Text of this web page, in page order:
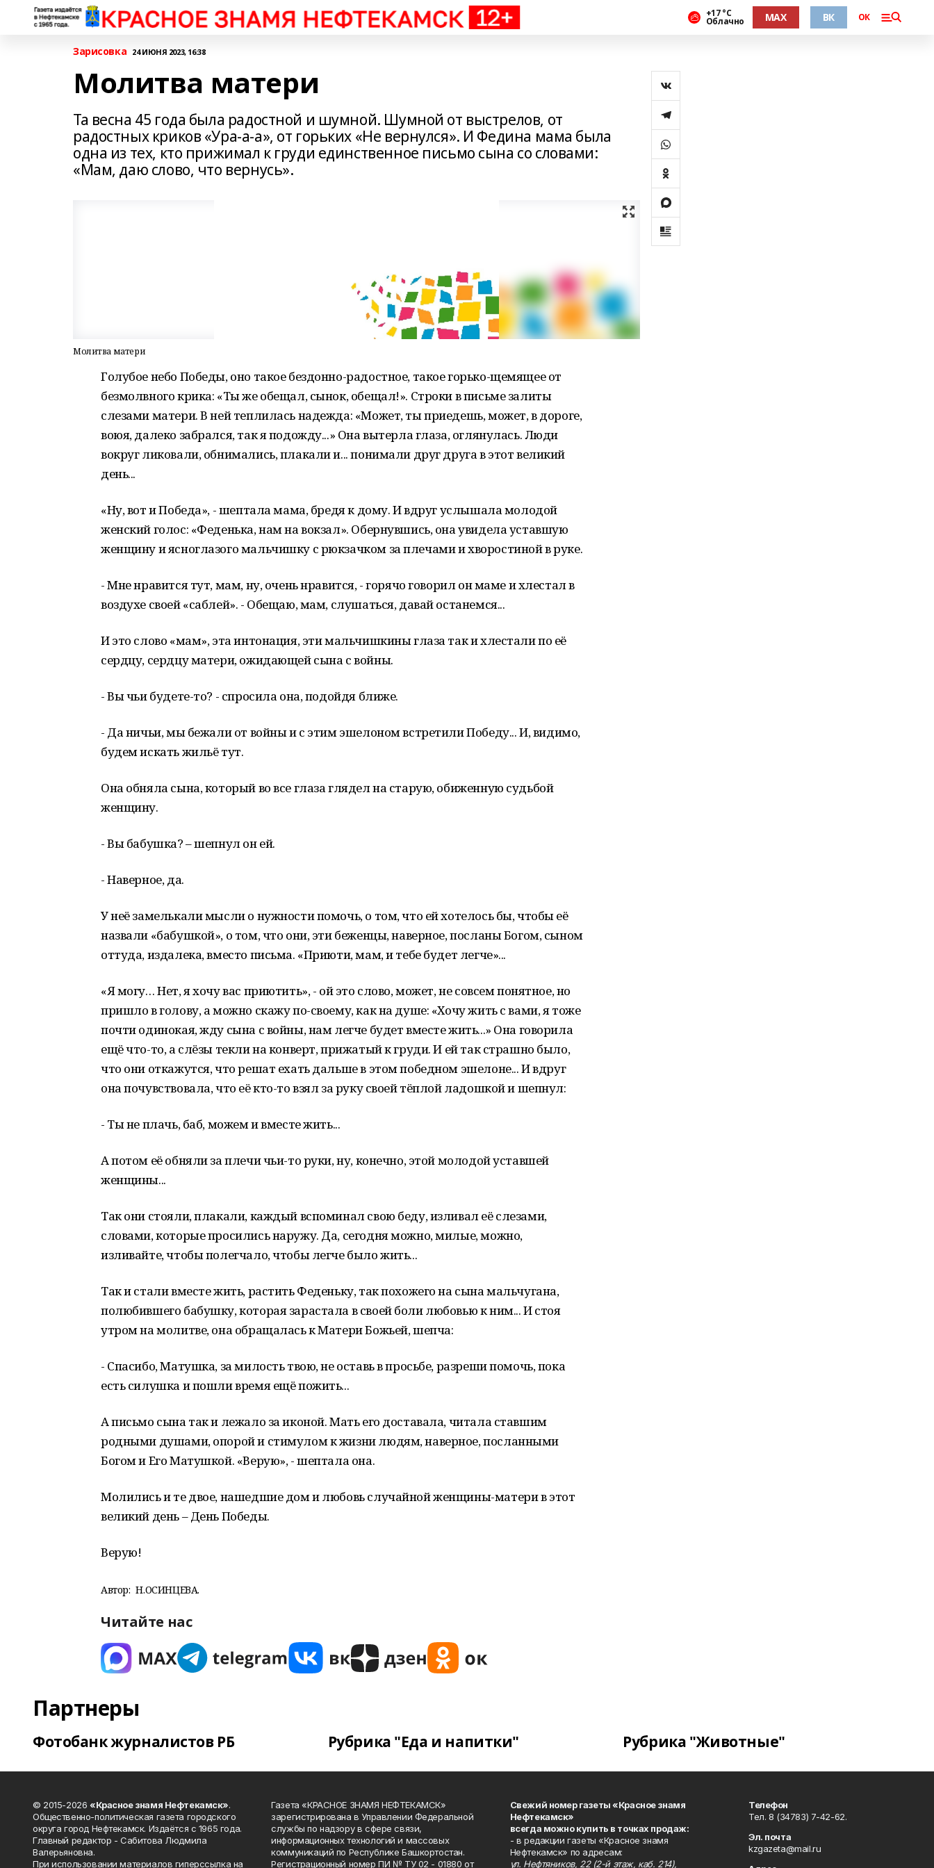
+17 °С
Облачно MAX ВК ОК
Зарисовка 24 ИЮНЯ 2023, 16:38
Молитва матери
Та весна 45 года была радостной и шумной. Шумной от выстрелов, от
радостных криков «Ура-а-а», от горьких «Не вернулся». И Федина мама была
одна из тех, кто прижимал к груди единственное письмо сына со словами:
«Мам, даю слово, что вернусь».
Молитва матери
Голубое небо Победы, оно такое бездонно-радостное, такое горько-щемящее от
безмолвного крика: «Ты же обещал, сынок, обещал!». Строки в письме залиты
слезами матери. В ней теплилась надежда: «Может, ты приедешь, может, в дороге,
воюя, далеко забрался, так я подожду...» Она вытерла глаза, оглянулась. Люди
вокруг ликовали, обнимались, плакали и... понимали друг друга в этот великий
день...
«Ну, вот и Победа», - шептала мама, бредя к дому. И вдруг услышала молодой
женский голос: «Феденька, нам на вокзал». Обернувшись, она увидела уставшую
женщину и ясноглазого мальчишку с рюкзачком за плечами и хворостиной в руке.
- Мне нравится тут, мам, ну, очень нравится, - горячо говорил он маме и хлестал в
воздухе своей «саблей». - Обещаю, мам, слушаться, давай останемся...
И это слово «мам», эта интонация, эти мальчишкины глаза так и хлестали по её
сердцу, сердцу матери, ожидающей сына с войны.
- Вы чьи будете-то? - спросила она, подойдя ближе.
- Да ничьи, мы бежали от войны и с этим эшелоном встретили Победу... И, видимо,
будем искать жильё тут.
Она обняла сына, который во все глаза глядел на старую, обиженную судьбой
женщину.
- Вы бабушка? – шепнул он ей.
- Наверное, да.
У неё замелькали мысли о нужности помочь, о том, что ей хотелось бы, чтобы её
назвали «бабушкой», о том, что они, эти беженцы, наверное, посланы Богом, сыном
оттуда, издалека, вместо письма. «Приюти, мам, и тебе будет легче»...
«Я могу… Нет, я хочу вас приютить», - ой это слово, может, не совсем понятное, но
пришло в голову, а можно скажу по-своему, как на душе: «Хочу жить с вами, я тоже
почти одинокая, жду сына с войны, нам легче будет вместе жить...» Она говорила
ещё что-то, а слёзы текли на конверт, прижатый к груди. И ей так страшно было,
что они откажутся, что решат ехать дальше в этом победном эшелоне... И вдруг
она почувствовала, что её кто-то взял за руку своей тёплой ладошкой и шепнул:
- Ты не плачь, баб, можем и вместе жить...
А потом её обняли за плечи чьи-то руки, ну, конечно, этой молодой уставшей
женщины...
Так они стояли, плакали, каждый вспоминал свою беду, изливал её слезами,
словами, которые просились наружу. Да, сегодня можно, милые, можно,
изливайте, чтобы полегчало, чтобы легче было жить...
Так и стали вместе жить, растить Феденьку, так похожего на сына мальчугана,
полюбившего бабушку, которая зарастала в своей боли любовью к ним... И стоя
утром на молитве, она обращалась к Матери Божьей, шепча:
- Спасибо, Матушка, за милость твою, не оставь в просьбе, разреши помочь, пока
есть силушка и пошли время ещё пожить...
А письмо сына так и лежало за иконой. Мать его доставала, читала ставшим
родными душами, опорой и стимулом к жизни людям, наверное, посланными
Богом и Его Матушкой. «Верую», - шептала она.
Молились и те двое, нашедшие дом и любовь случайной женщины-матери в этот
великий день – День Победы.
Верую!
Автор: Н.ОСИНЦЕВА.
Читайте нас
Партнеры
Фотобанк журналистов РБ Рубрика "Еда и напитки" Рубрика "Животные"
© 2015-2026 «Красное знамя Нефтекамск».
Общественно-политическая газета городского
округа город Нефтекамск. Издаётся с 1965 года.
Главный редактор - Сабитова Людмила
Валерьяновна.
При использовании материалов гиперссылка на
Газета «КРАСНОЕ ЗНАМЯ НЕФТЕКАМСК»
зарегистрирована в Управлении Федеральной
службы по надзору в сфере связи,
информационных технологий и массовых
коммуникаций по Республике Башкортостан.
Регистрационный номер ПИ № ТУ 02 - 01880 от
Свежий номер газеты «Красное знамя
Нефтекамск»
всегда можно купить в точках продаж:
- в редакции газеты «Красное знамя
Нефтекамск» по адресам:
ул. Нефтяников, 22 (2-й этаж, каб. 214),
Телефон
Тел. 8 (34783) 7-42-62.
Эл. почта
kzgazeta@mail.ru